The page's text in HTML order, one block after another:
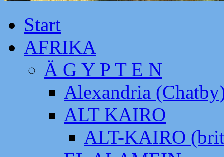
Start
AFRIKA
Ä G Y P T E N
Alexandria
ALT KAIRO
ALT-KAIRO